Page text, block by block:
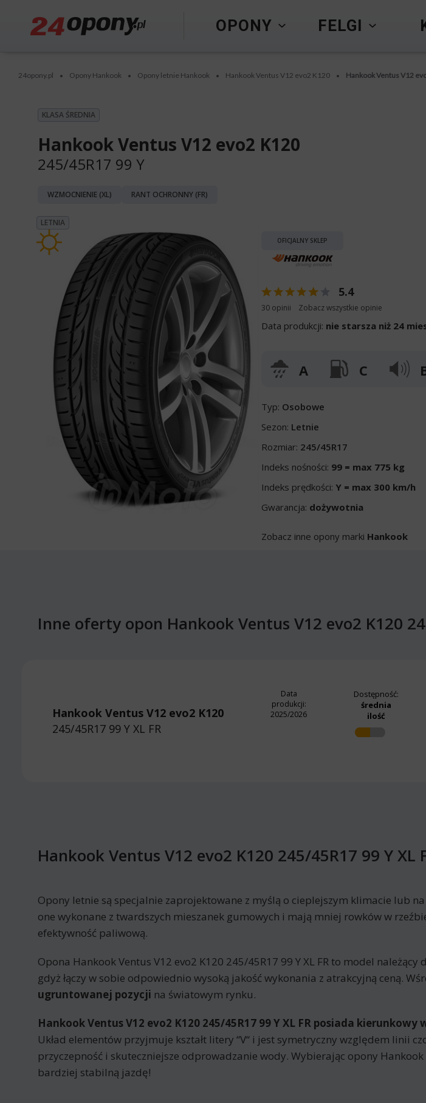
OPONY FELGI
24opony.pl • Opony Hankook • Opony letnie Hankook • Hankook Ventus V12 evo2 K120 • Hankook Ventus V12
KLASA ŚREDNIA
Hankook Ventus V12 evo2 K120
245/45R17 99 Y
WZMOCNIENIE (XL) RANT OCHRONNY (FR)
LETNIA
OFICJALNY SKLEP
5.4
30 opinii Zobacz wszystkie opinie
Data produkcji: nie starsza niż 24
A C
Typ: Osobowe
Sezon: Letnie
Rozmiar: 245/45R17
Indeks nośności: 99 = max 775 kg
Indeks prędkości: Y = max 300 km/h
Gwarancja: dożywotnia
Zobacz inne opony marki Hankook
Inne oferty opon Hankook Ventus V12 evo2 K120
Hankook Ventus V12 evo2 K120
245/45R17 99 YXL FR
Data
produkcji:
2025/2026
Dostępność:
średnia
ilość
Hankook Ventus V12 evo2 K120 245/45R17 99 Y XL
Opony letnie są specjalnie zaprojektowane z myślą o cieplejszym klimacie lub
one wykonane z twardszych mieszanek gumowych i mają mniej rowków w
efektywność paliwową.
Opona Hankook Ventus V12 evo2 K120 245/45R17 99 Y XL FR to model
gdyż łączy w sobie odpowiednio wysoką jakość wykonania z atrakcyjną ceną.
ugruntowanej pozycji na światowym rynku.
Hankook Ventus V12 evo2 K120 245/45R17 99 Y XL FR posiada kierunkowy
Układ elementów przyjmuje kształt litery “V“ i jest symetryczny względem linii
przyczepność i skuteczniejsze odprowadzanie wody. Wybierając opony Hankook
bardziej stabilną jazdę!